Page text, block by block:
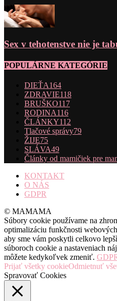
Sex v tehotenstve nie je
POPULÁRNE KATEGÓRIE
DIEŤA164
ZDRAVIE118
BRUŠKO117
RODINA116
ČLÁNKY112
Tlačové správy79
ŽIJE75
SLÁVA49
Články od mamičiek pre
KONTAKT
O NÁS
GDPR
© MAMAMA
Súbory cookie používame na
optimalizáciu funkčnosti
aby sme vám poskytli celkovo
súboroch cookie a nastaveniach
môžete kedykoľvek zmeniť.
Prijať všetky cookieOdmietnuť
Spravovať Cookies